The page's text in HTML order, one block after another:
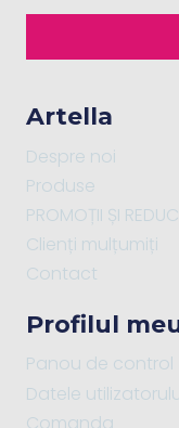
Profilul
Panou de control
Datele
Artella
Despre noi
Produse
PROMOȚII ȘI
Clienți mulțumiți
Contact